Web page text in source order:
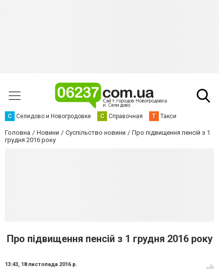
С Селидово и Новогродовке С Справочная Т Такси
Головна Новини Суспільство новини
Про підвищення пенсій з 1
грудня 2016 року
Про підвищення пенсій з 1 грудня 2016 року
13:43, 18 листопада 2016 р.